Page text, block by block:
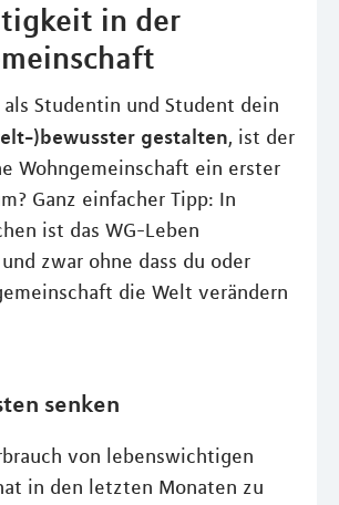
in der
Studentin und Student dein
)bewusster gestalten, ist der
Wohngemeinschaft ein erster
Ganz einfacher Tipp: In
ist das WG-Leben
zwar ohne dass du oder
die Welt verändern
senken
von lebenswichtigen
in den letzten Monaten zu